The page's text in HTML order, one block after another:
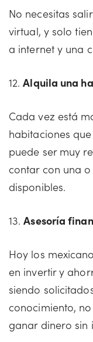
No necesitas
virtual, y solo
a internet y una
12.Alquila una
Cada vez está
habitaciones
puede ser muy
contar con una
disponibles.
13.Asesoría
Hoy los
en invertir y
siendo
conocimiento,
ganar dinero sin